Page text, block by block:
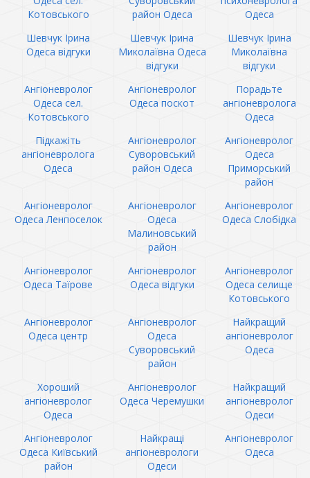
Котовського
район Одеса
Одеса
Шевчук Ірина
Одеса відгуки
Шевчук Ірина
Миколаївна Одеса
відгуки
Шевчук Ірина
Миколаївна
відгуки
Ангіоневролог
Одеса сел.
Котовського
Ангіоневролог
Одеса поскот
Порадьте
ангіоневролога
Одеса
Підкажіть
ангіоневролога
Одеса
Ангіоневролог
Суворовський
район Одеса
Ангіоневролог
Одеса
Приморський
район
Ангіоневролог
Одеса Ленпоселок
Ангіоневролог
Одеса
Малиновський
район
Ангіоневролог
Одеса Слобідка
Ангіоневролог
Одеса Таїрове
Ангіоневролог
Одеса відгуки
Ангіоневролог
Одеса селище
Котовського
Ангіоневролог
Одеса центр
Ангіоневролог
Одеса
Суворовський
район
Найкращий
ангіоневролог
Одеса
Хороший
ангіоневролог
Одеса
Ангіоневролог
Одеса Черемушки
Найкращий
ангіоневролог
Одеси
Ангіоневролог
Одеса Київський
район
Найкращі
ангіоневрологи
Одеси
Ангіоневролог
Одеса